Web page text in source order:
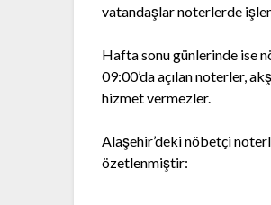
vatandaşlar noterlerde
Hafta sonu günlerinde ise
09:00’da açılan noterler,
hizmet vermezler.
Alaşehir’deki nöbetçi
özetlenmiştir: